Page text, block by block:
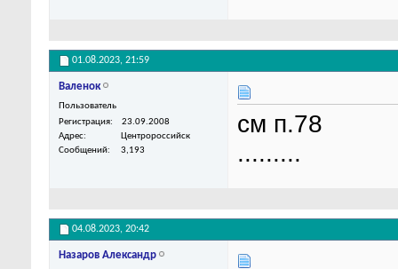
01.08.2023, 21:59
Валенок
Пользователь
Регистрация
23.09.2008
Адрес
Центророссийск
Сообщений
3,193
см п.78
.........
04.08.2023, 20:42
Назаров Александр